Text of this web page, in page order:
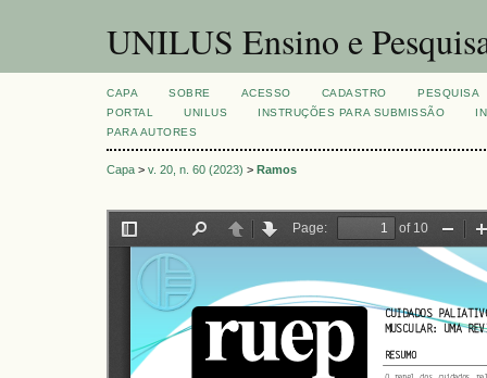
UNILUS Ensino e
CAPA SOBRE ACESSO CADASTRO
PESQUISA
PORTAL
UNILUS INSTRUÇÕES PARA SUBMISSÃO
PARA AUTORES
Capa > v. 20, n. 60 (2023) > Ramos